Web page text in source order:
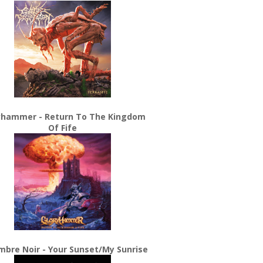
- Return To The Kingdom
Of Fife
Noir - Your Sunset/My Sunrise